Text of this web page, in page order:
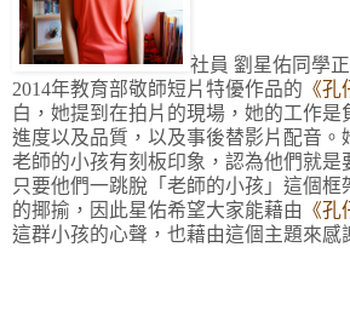
社員 劉星佑同學
2014年教育部敬師短片特優作品的 《孔
白，她提到在拍片的現場，她的工作是
進度以及品質，以及事後替影片配音。
老師的小孩有刻板印象，認為他們就是
只要他們一跳脫「老師的小孩」這個框
的揶揄，因此星佑希望大家能藉由 《孔
這群小孩的心聲，也藉由這個主題來感